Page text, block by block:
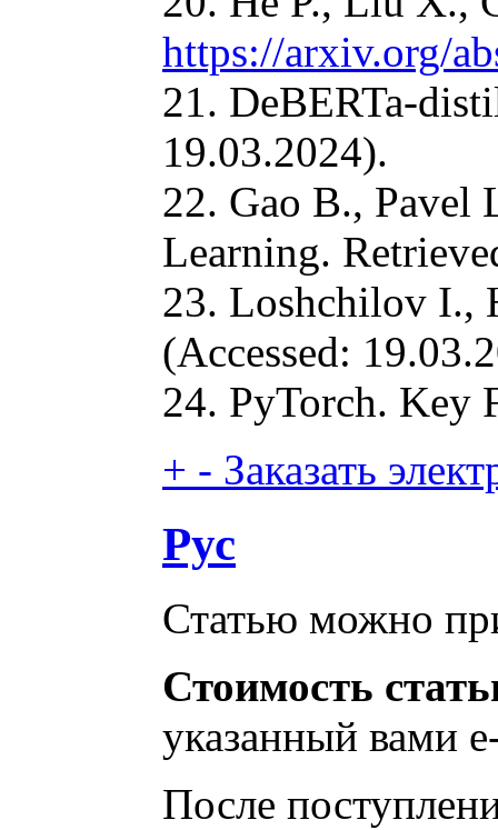
https://arxiv.org/
21. DeBERTa-
19.03.2024).
22. Gao B., Pavel
Learning.
23. Loshchilov I.,
(Accessed:
24. PyTorch. Key
+ - Заказать
Рус
Статью можно
Стоимость
указанный вами
После